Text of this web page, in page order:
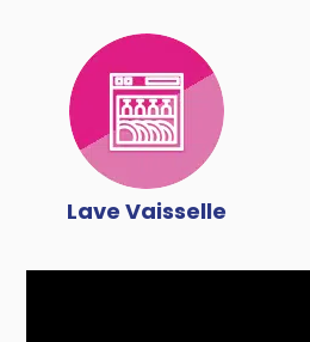
Lave Vaisselle